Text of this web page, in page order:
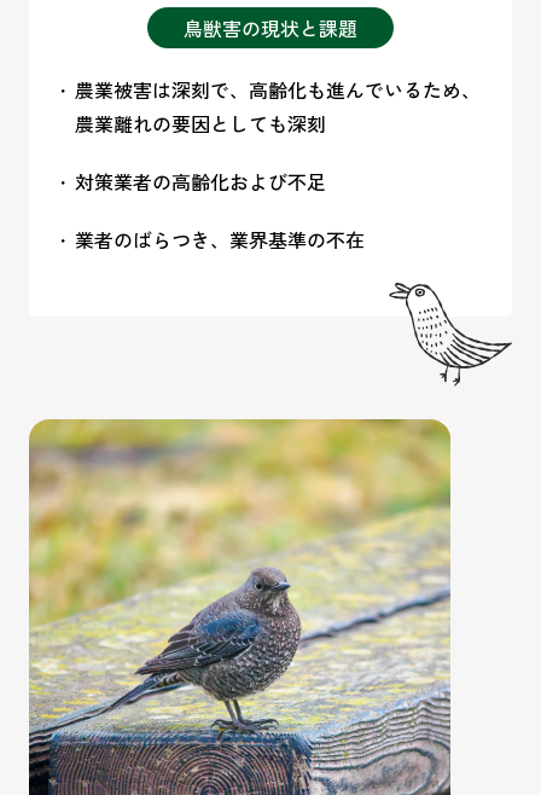
鳥獣害の現状と課題
農業被害は深刻で、高齢化も進んでいるため、
農業離れの要因としても深刻
対策業者の高齢化および不足
業者のばらつき、業界基準の不在